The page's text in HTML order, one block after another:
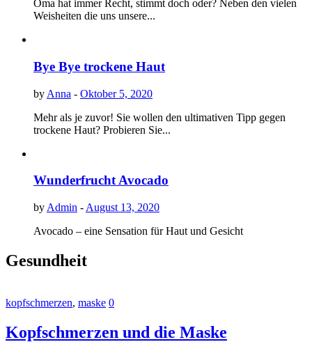
Oma hat immer Recht, stimmt doch oder? Neben den vielen
Weisheiten die uns unsere...
Bye Bye trockene Haut
by Anna - Oktober 5, 2020
Mehr als je zuvor! Sie wollen den ultimativen Tipp gegen
trockene Haut? Probieren Sie...
Wunderfrucht Avocado
by Admin - August 13, 2020
Avocado – eine Sensation für Haut und Gesicht
Gesundheit
kopfschmerzen, maske 0
Kopfschmerzen und die Maske